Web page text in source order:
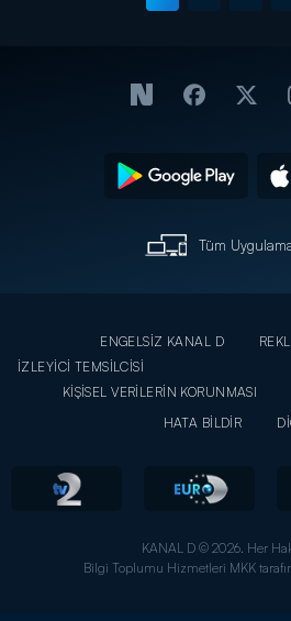
Tüm
ENGELSİZ KANAL D
İZLEYİCİ TEMSİLCİSİ
KİŞİSEL VERİLERİN KORUNMASI
HATA BİLDİR
KANAL D © 2026. Her
Bilgi Toplumu Hizmetleri MKK